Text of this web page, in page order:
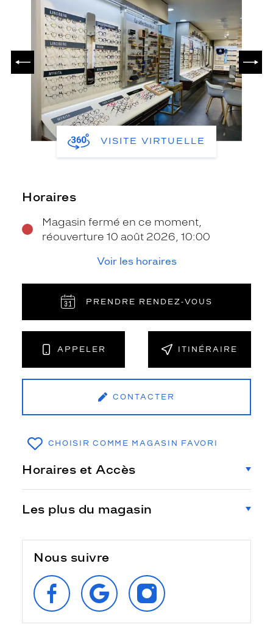
PRÉCÉDENT
VISITE VIRTUELLE
Horaires
Magasin fermé en ce moment,
réouverture 10 août 2026, 10:00
Voir les horaires
PRENDRE RENDEZ‑VOUS
APPELER ITINÉRAIRE
CONTACTER
CHOISIR COMME MAGASIN FAVORI
Horaires et Accès
Les plus du magasin
Nous suivre
SUIVEZ‑NOUS
SUR
FACEBOOK
RETROUVEZ‑NOUS
SUR
GOOGLE
SUIVEZ‑NOUS
SUR
INSTAGRAM